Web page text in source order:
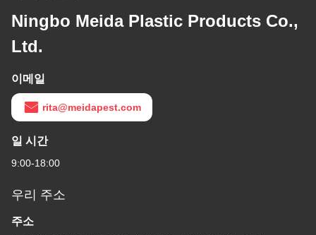
Ningbo Meida Plastic Products Co.,
Ltd.
이메일
rita@meidapest.com
일 시간
9:00-18:00
우리 주소
주소